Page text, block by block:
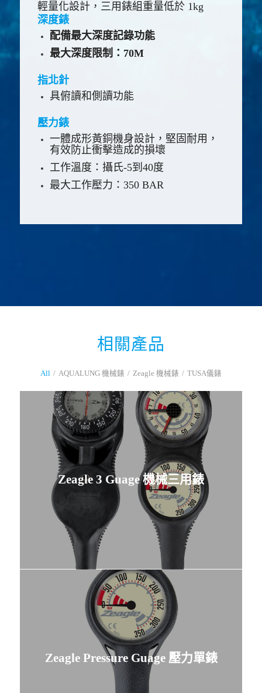
輕量化設計，三用錶組重量低於 1kg
深度錶
配備最大深度記錄功能
最大深度限制：70M
指北針
具俯讀和側讀功能
壓力錶
一體成形黃銅機身設計，堅固耐用，
有效防止衝擊造成的損壞
工作溫度：攝氏-5到40度
最大工作壓力：350 BAR
相關產品
All / AQUALUNG 機械錶 / Zeagle 機械錶 / TUSA儀錶
Zeagle 3 Guage 機械三用錶
Zeagle Pressure Guage 壓力單錶